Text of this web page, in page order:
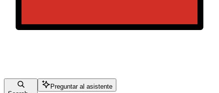
Preguntar al asistente